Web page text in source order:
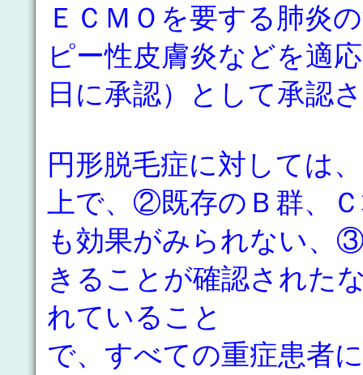
ＥＣＭＯを要する肺炎
ピー性皮膚炎などを適
日に承認）として承認
円形脱毛症に対しては
上で、②既存のＢ群、
も効果がみられない、
きることが確認された
れていること
で、すべての重症患者